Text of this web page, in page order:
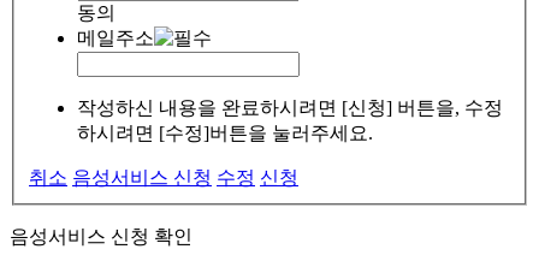
동의
메일주소
작성하신 내용을 완료하시려면 [신청] 버튼을, 수정
하시려면 [수정]버튼을 눌러주세요.
취소 음성서비스 신청 수정 신청
음성서비스 신청 확인